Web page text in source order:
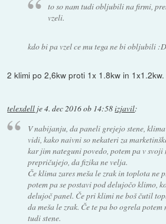
to so nam tudi obljubili na firmi,
vzeli.
kdo bi pa vzel ce mu tega ne bi obljubili :D
2 klimi po 2,6kw proti 1x 1.8kw in
telexdell je4. dec 2016 ob 14:58izjavil:
V nabijanju, da paneli grejejo stene, klima
vidi, kako naivni so nekateri za
kar jim nateguni povedo, potem pa v svoji
prepričujejo, da fizika ne velja.
Če klima zares meša le zrak in toplota ne
potem pa se postavi pod delujočo klimo,
delujoč panel. Če pri klimi ne boš čutil
da meša le zrak. Če te pa bo ogrela
tudi stene.